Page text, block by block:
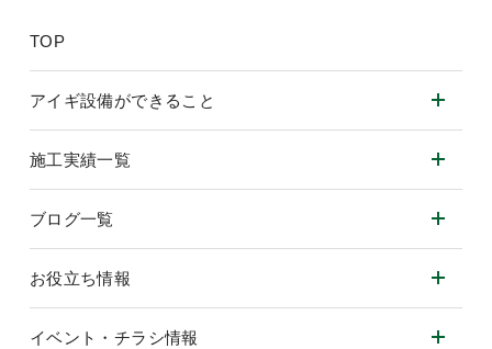
TOP
アイギ設備ができること
施工実績一覧
ブログ一覧
お役立ち情報
イベント・チラシ情報